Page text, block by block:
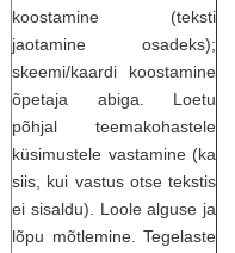
koostamine (teksti
jaotamine osadeks);
skeemi/kaardi koostamine
õpetaja abiga. Loetu
põhjal teemakohastele
küsimustele vastamine (ka
siis, kui vastus otse tekstis
ei sisaldu). Loole alguse ja
lõpu mõtlemine. Tegelaste